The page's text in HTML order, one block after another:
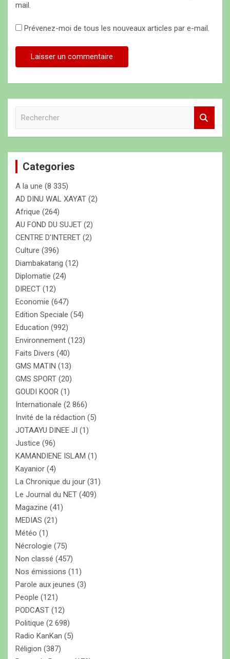
mail.
Prévenez-moi de tous les nouveaux articles par e-mail.
e
c
h
e
r
Categories
A la une (8 335)
AD DINU WAL XAYAT (2)
Afrique (264)
AU FOND DU SUJET (2)
CENTRE D'INTERET (2)
Culture (396)
Diambakatang (12)
Diplomatie (24)
DIRECT (12)
Economie (647)
Edition Speciale (54)
Education (992)
Environnement (123)
Faits Divers (40)
GMS MATIN (13)
GMS SPORT (20)
GOUDI KOOR (1)
Internationale (2 866)
Invité de la rédaction (5)
JOTAAYU DINEE JI (1)
Justice (96)
KAMANDIENE ISLAM (1)
Kayanior (4)
La Chronique du jour (31)
Le Journal du NET (409)
Magazine (41)
MEDIAS (21)
Météo (1)
Nécrologie (75)
Non classé (457)
Nos émissions (11)
Parole aux jeunes (3)
People (121)
PODCAST (12)
Politique (2 698)
Radio KanKan (5)
Réligion (387)